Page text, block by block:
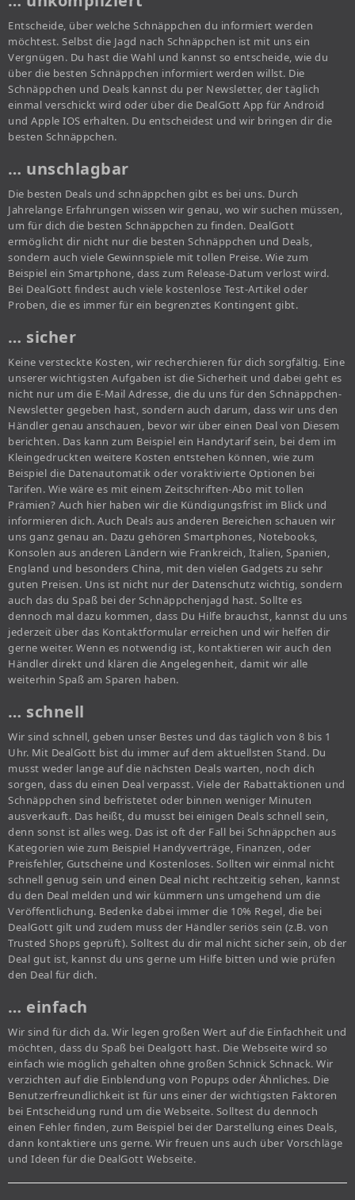
Entscheide, über welche Schnäppchen du informiert werden
möchtest. Selbst die Jagd nach Schnäppchen ist mit uns ein
Vergnügen. Du hast die Wahl und kannst so entscheide, wie du
über die besten Schnäppchen informiert werden willst. Die
Schnäppchen und Deals kannst du per Newsletter, der täglich
einmal verschickt wird oder über die DealGott App für Android
und Apple IOS erhalten. Du entscheidest und wir bringen dir die
besten Schnäppchen.
… unschlagbar
Die besten Deals und schnäppchen gibt es bei uns. Durch
Jahrelange Erfahrungen wissen wir genau, wo wir suchen müssen,
um für dich die besten Schnäppchen zu finden. DealGott
ermöglicht dir nicht nur die besten Schnäppchen und Deals,
sondern auch viele Gewinnspiele mit tollen Preise. Wie zum
Beispiel ein Smartphone, dass zum Release-Datum verlost wird.
Bei DealGott findest auch viele kostenlose Test-Artikel oder
Proben, die es immer für ein begrenztes Kontingent gibt.
… sicher
Keine versteckte Kosten, wir recherchieren für dich sorgfältig. Eine
unserer wichtigsten Aufgaben ist die Sicherheit und dabei geht es
nicht nur um die E-Mail Adresse, die du uns für den Schnäppchen-
Newsletter gegeben hast, sondern auch darum, dass wir uns den
Händler genau anschauen, bevor wir über einen Deal von Diesem
berichten. Das kann zum Beispiel ein Handytarif sein, bei dem im
Kleingedruckten weitere Kosten entstehen können, wie zum
Beispiel die Datenautomatik oder voraktivierte Optionen bei
Tarifen. Wie wäre es mit einem Zeitschriften-Abo mit tollen
Prämien? Auch hier haben wir die Kündigungsfrist im Blick und
informieren dich. Auch Deals aus anderen Bereichen schauen wir
uns ganz genau an. Dazu gehören Smartphones, Notebooks,
Konsolen aus anderen Ländern wie Frankreich, Italien, Spanien,
England und besonders China, mit den vielen Gadgets zu sehr
guten Preisen. Uns ist nicht nur der Datenschutz wichtig, sondern
auch das du Spaß bei der Schnäppchenjagd hast. Sollte es
dennoch mal dazu kommen, dass Du Hilfe brauchst, kannst du uns
jederzeit über das Kontaktformular erreichen und wir helfen dir
gerne weiter. Wenn es notwendig ist, kontaktieren wir auch den
Händler direkt und klären die Angelegenheit, damit wir alle
weiterhin Spaß am Sparen haben.
… schnell
Wir sind schnell, geben unser Bestes und das täglich von 8 bis 1
Uhr. Mit DealGott bist du immer auf dem aktuellsten Stand. Du
musst weder lange auf die nächsten Deals warten, noch dich
sorgen, dass du einen Deal verpasst. Viele der Rabattaktionen und
Schnäppchen sind befristetet oder binnen weniger Minuten
ausverkauft. Das heißt, du musst bei einigen Deals schnell sein,
denn sonst ist alles weg. Das ist oft der Fall bei Schnäppchen aus
Kategorien wie zum Beispiel Handyverträge, Finanzen, oder
Preisfehler, Gutscheine und Kostenloses. Sollten wir einmal nicht
schnell genug sein und einen Deal nicht rechtzeitig sehen, kannst
du den Deal melden und wir kümmern uns umgehend um die
Veröffentlichung. Bedenke dabei immer die 10% Regel, die bei
DealGott gilt und zudem muss der Händler seriös sein (z.B. von
Trusted Shops geprüft). Solltest du dir mal nicht sicher sein, ob der
Deal gut ist, kannst du uns gerne um Hilfe bitten und wie prüfen
den Deal für dich.
… einfach
Wir sind für dich da. Wir legen großen Wert auf die Einfachheit und
möchten, dass du Spaß bei Dealgott hast. Die Webseite wird so
einfach wie möglich gehalten ohne großen Schnick Schnack. Wir
verzichten auf die Einblendung von Popups oder Ähnliches. Die
Benutzerfreundlichkeit ist für uns einer der wichtigsten Faktoren
bei Entscheidung rund um die Webseite. Solltest du dennoch
einen Fehler finden, zum Beispiel bei der Darstellung eines Deals,
dann kontaktiere uns gerne. Wir freuen uns auch über Vorschläge
und Ideen für die DealGott Webseite.